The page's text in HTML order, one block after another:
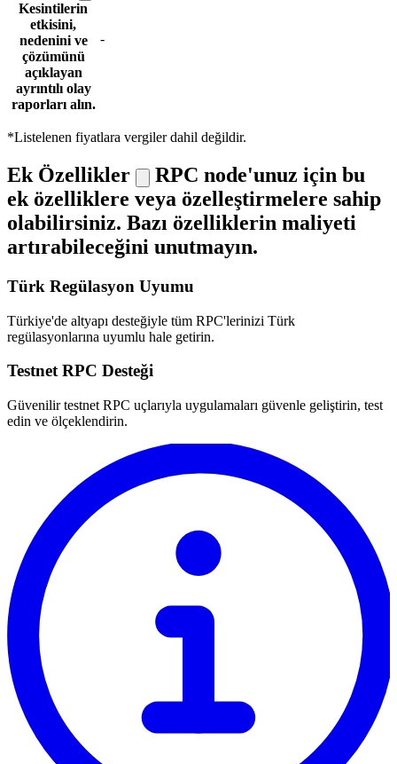
Kesintilerin
etkisini,
nedenini ve
çözümünü
açıklayan
ayrıntılı olay
raporları alın.
-
*Listelenen fiyatlara vergiler dahil değildir.
Ek Özellikler
RPC node'unuz için bu
ek özelliklere veya özelleştirmelere sahip
olabilirsiniz. Bazı özelliklerin maliyeti
artırabileceğini unutmayın.
Türk Regülasyon Uyumu
Türkiye'de altyapı desteğiyle tüm RPC'lerinizi Türk
regülasyonlarına uyumlu hale getirin.
Testnet RPC Desteği
Güvenilir testnet RPC uçlarıyla uygulamaları güvenle geliştirin, test
edin ve ölçeklendirin.